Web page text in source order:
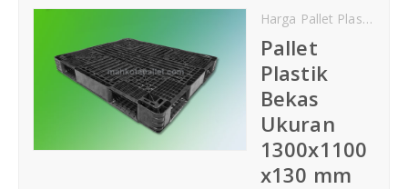
PALLET PLASTIK
Nestable
Harga Pallet Plastik
Pallet
Plastik
Bekas
Ukuran
1300x1100
x130 mm